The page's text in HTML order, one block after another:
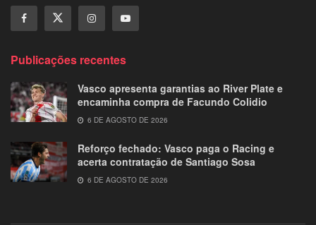
Publicações recentes
Vasco apresenta garantias ao River Plate e
encaminha compra de Facundo Colidio
6 DE AGOSTO DE 2026
Reforço fechado: Vasco paga o Racing e
acerta contratação de Santiago Sosa
6 DE AGOSTO DE 2026